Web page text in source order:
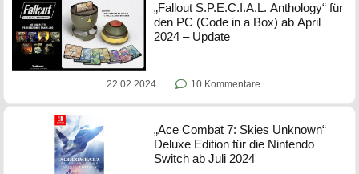
„Fallout S.P.E.C.I.A.L. Anthology“ für
den PC (Code in a Box) ab April
2024 – Update
22.02.2024 10 Kommentare
„Ace Combat 7: Skies Unknown“
Deluxe Edition für die Nintendo
Switch ab Juli 2024